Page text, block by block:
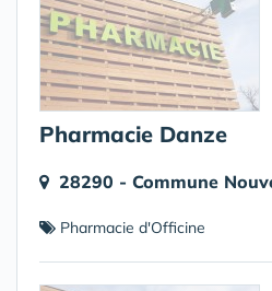
Pharmacie Danze
28290 - Commune
Pharmacie d'Officine